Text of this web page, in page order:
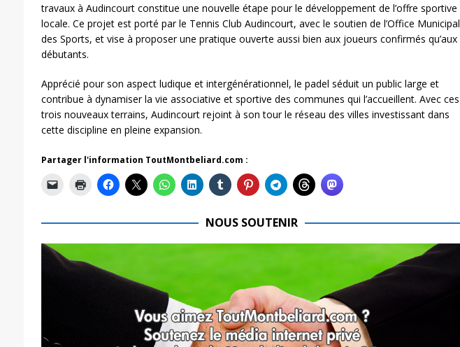
travaux à Audincourt constitue une nouvelle étape pour le développement de l’offre sportive
locale. Ce projet est porté par le Tennis Club Audincourt, avec le soutien de l’Office Municipal
des Sports, et vise à proposer une pratique ouverte aussi bien aux joueurs confirmés qu’aux
débutants.
Apprécié pour son aspect ludique et intergénérationnel, le padel séduit un public large et
contribue à dynamiser la vie associative et sportive des communes qui l’accueillent. Avec ces
trois nouveaux terrains, Audincourt rejoint à son tour le réseau des villes investissant dans
cette discipline en pleine expansion.
Partager l'information ToutMontbeliard.com :
NOUS SOUTENIR